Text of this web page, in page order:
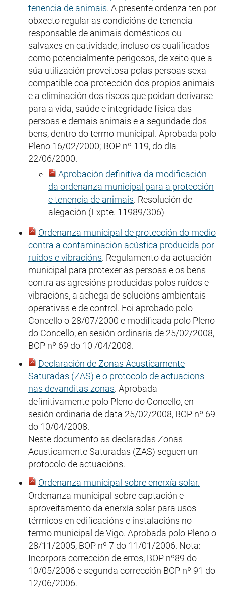
tenencia de animais. A presente ordenza ten por
obxecto regular as condicións de tenencia
responsable de animais domésticos ou
salvaxes en catividade, incluso os cualificados
como potencialmente perigosos, de xeito que a
súa utilización proveitosa polas persoas sexa
compatible coa protección dos propios animais
e a eliminación dos riscos que poidan derivarse
para a vida, saúde e integridade física das
persoas e demais animais e a seguridade dos
bens, dentro do termo municipal. Aprobada polo
Pleno 16/02/2000; BOP nº 119, do día
22/06/2000.
Aprobación definitiva da modificación
da ordenanza municipal para a protección
e tenencia de animais. Resolución de
alegación (Expte. 11989/306)
Ordenanza municipal de protección do medio
contra a contaminación acústica producida por
ruídos e vibracións. Regulamento da actuación
municipal para protexer as persoas e os bens
contra as agresións producidas polos ruídos e
vibracións, a achega de solucións ambientais
operativas e de control. Foi aprobado polo
Concello o 28/07/2000 e modificada polo Pleno
do Concello, en sesión ordinaria de 25/02/2008,
BOP nº 69 do 10 /04/2008.
Declaración de Zonas Acusticamente
Saturadas (ZAS) e o protocolo de actuacions
nas devanditas zonas. Aprobada
definitivamente polo Pleno do Concello, en
sesión ordinaria de data 25/02/2008, BOP nº 69
do 10/04/2008.
Neste documento as declaradas Zonas
Acusticamente Saturadas (ZAS) seguen un
protocolo de actuacións.
Ordenanza municipal sobre enerxía solar.
Ordenanza municipal sobre captación e
aproveitamento da enerxía solar para usos
térmicos en edificacións e instalacións no
termo municipal de Vigo. Aprobada polo Pleno o
28/11/2005, BOP nº 7 do 11/01/2006. Nota:
Incorpora corrección de erros, BOP nº89 do
10/05/2006 e segunda corrección BOP nº 91 do
12/06/2006.